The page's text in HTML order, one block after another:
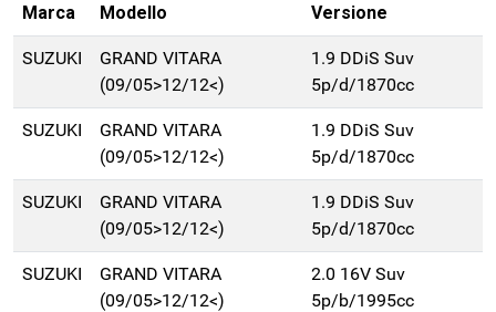
Marca Modello Versione
SUZUKI
GRAND VITARA
(09/05>12/12<)
1.9 DDiS Suv
5p/d/1870cc
SUZUKI
GRAND VITARA
(09/05>12/12<)
1.9 DDiS Suv
5p/d/1870cc
SUZUKI
GRAND VITARA
(09/05>12/12<)
1.9 DDiS Suv
5p/d/1870cc
SUZUKI
GRAND VITARA
(09/05>12/12<)
2.0 16V Suv
5p/b/1995cc